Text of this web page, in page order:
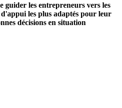
les entrepreneurs vers les
les plus adaptés pour leur
décisions en situation